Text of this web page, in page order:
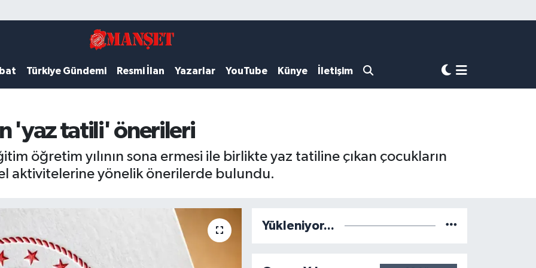
Türkiye Gündemi Resmi İlan Yazarlar YouTube Künye İletişim
'yaz tatili' önerileri
öğretim yılının sona ermesi ile birlikte yaz tatiline çıkan çocukların
aktivitelerine yönelik önerilerde bulundu.
Yükleniyor...